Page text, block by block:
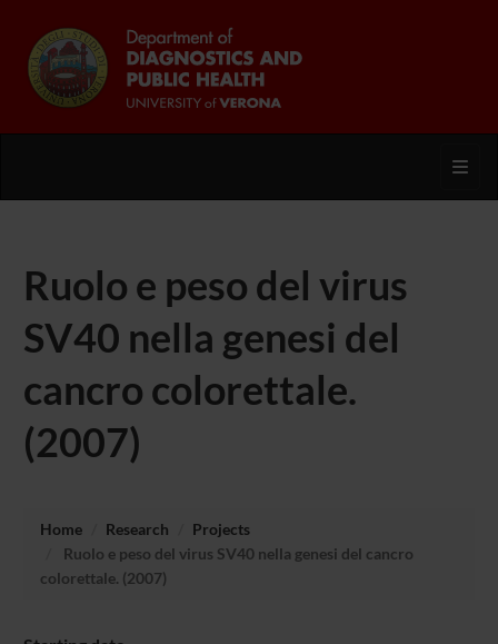
Ruolo e peso del virus
SV40 nella genesi del
cancro colorettale.
(2007)
Home Research
Projects
Ruolo e peso del virus SV40 nella genesi del cancro
colorettale. (2007)